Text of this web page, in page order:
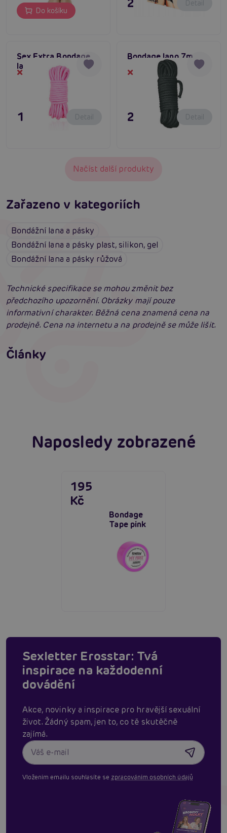
Do košíku
Detail
Sex Extra Bondage
lano 5 m růžové
Dočasně vyprodané
195 Kč Detail
Bondage lano 7m
Dočasně vyprodané
295 Kč Detail
Načíst další produkty
Zařazeno v kategoriích
Bondážní lana a pásky
Bondážní lana a pásky plast, silikon, gel
Bondážní lana a pásky růžová
Technické specifikace se mohou změnit bez
předchozího upozornění. Obrázky mají pouze
informativní charakter. Běžná cena znamená cena na
prodejně. Cena na internetu a na prodejně se může lišit.
Články
dospělé (aktualizováno)
Číst více
Jak na bondage? Svazování partnera při sexu
aneb co je bondáž
Naposledy zobrazené
Bondage
Tape pink
195
Kč
Sexletter Erosstar: Tvá
inspirace na každodenní
dovádění
Akce, novinky a inspirace pro hravější sexuální
život. Žádný spam, jen to, co tě skutěčně
zajímá.
Vložením emailu souhlasíte se zpracováním osobních údajů